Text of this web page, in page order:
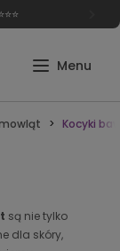
Kocyki
są nie tylko
dla skóry,